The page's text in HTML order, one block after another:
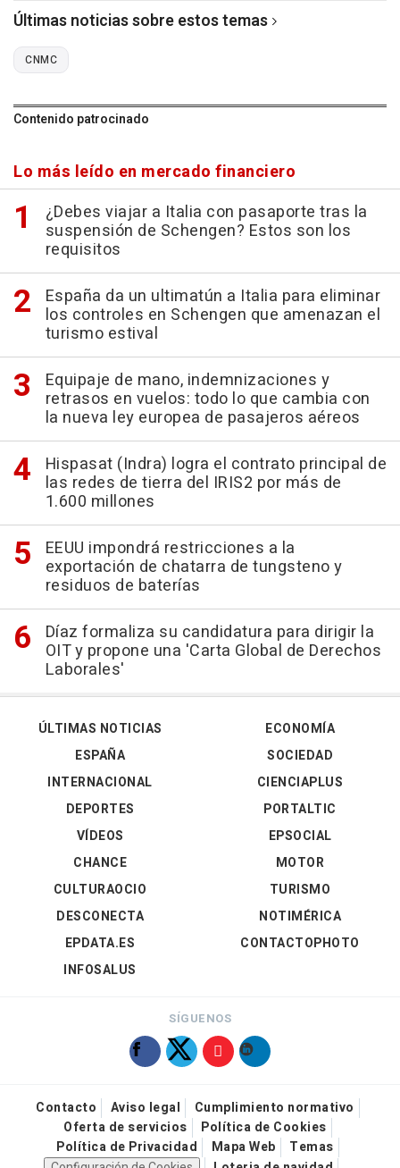
Últimas noticias sobre estos temas
CNMC
Contenido patrocinado
Lo más leído en mercado financiero
¿Debes viajar a Italia con pasaporte tras la
suspensión de Schengen? Estos son los
requisitos
España da un ultimatún a Italia para eliminar
los controles en Schengen que amenazan el
turismo estival
Equipaje de mano, indemnizaciones y
retrasos en vuelos: todo lo que cambia con
la nueva ley europea de pasajeros aéreos
Hispasat (Indra) logra el contrato principal de
las redes de tierra del IRIS2 por más de
1.600 millones
EEUU impondrá restricciones a la
exportación de chatarra de tungsteno y
residuos de baterías
Díaz formaliza su candidatura para dirigir la
OIT y propone una 'Carta Global de Derechos
Laborales'
ÚLTIMAS NOTICIAS
ESPAÑA
INTERNACIONAL
DEPORTES
VÍDEOS
ECONOMÍA
SOCIEDAD
CIENCIAPLUS
PORTALTIC
EPSOCIAL
CHANCE
CULTURAOCIO
DESCONECTA
EPDATA.ES
INFOSALUS
MOTOR
TURISMO
NOTIMÉRICA
CONTACTOPHOTO
SÍGUENOS
Contacto Aviso legal
Cumplimiento normativo
Oferta de servicios
Política de Cookies
Política de Privacidad
Mapa Web
Temas